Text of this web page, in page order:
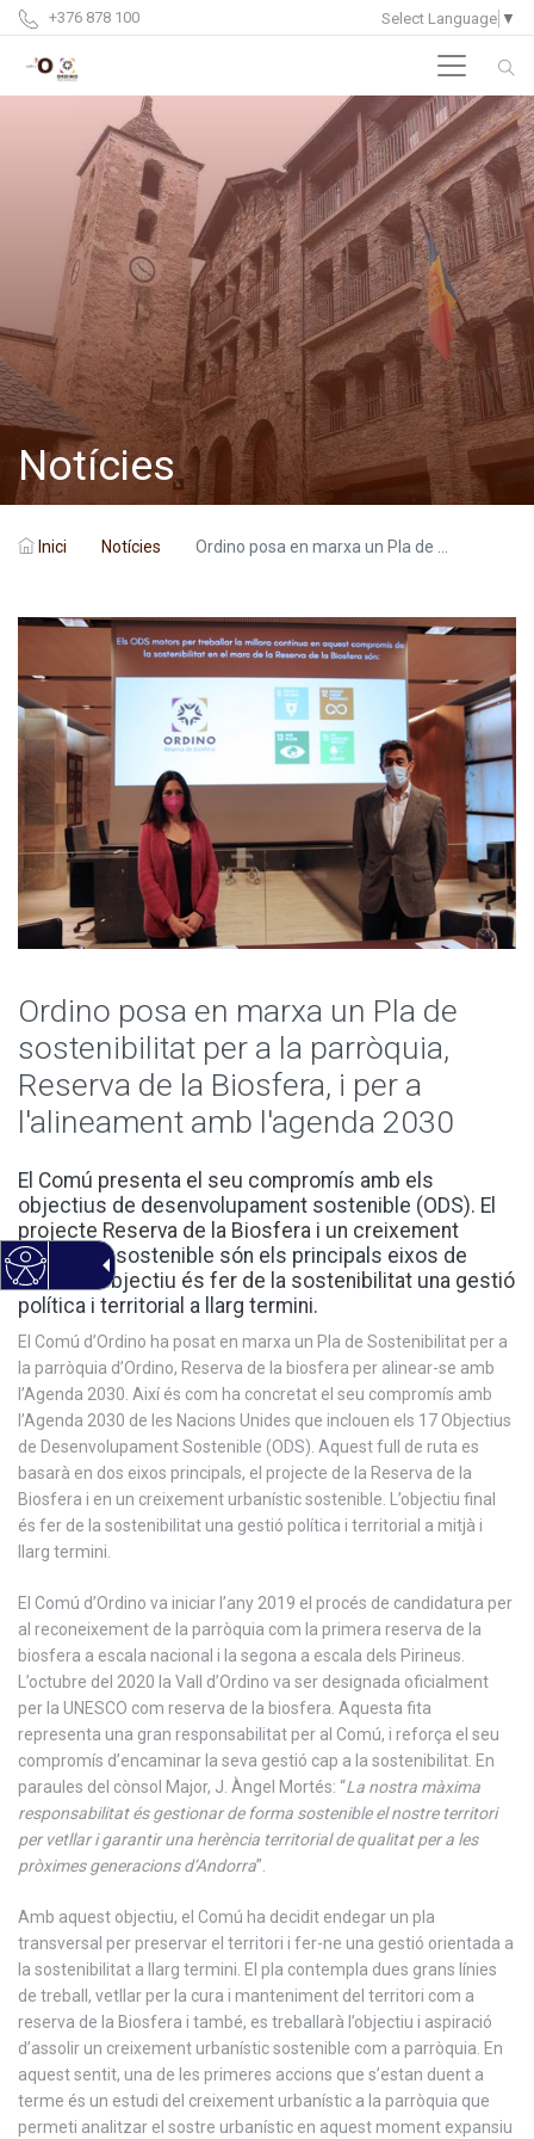
+376 878 100 Select Language ▼
Notícies
Inici Notícies Ordino posa en marxa un Pla de ...
Ordino posa en marxa un Pla de
sostenibilitat per a la parròquia,
Reserva de la Biosfera, i per a
l'alineament amb l'agenda 2030
El Comú presenta el seu compromís amb els
objectius de desenvolupament sostenible (ODS). El
projecte Reserva de la Biosfera i un creixement
urbanístic sostenible són els principals eixos de
treball. L’objectiu és fer de la sostenibilitat una gestió
política i territorial a llarg termini.
El Comú d’Ordino ha posat en marxa un Pla de Sostenibilitat per a
la parròquia d’Ordino, Reserva de la biosfera per alinear-se amb
l’Agenda 2030. Així és com ha concretat el seu compromís amb
l’Agenda 2030 de les Nacions Unides que inclouen els 17 Objectius
de Desenvolupament Sostenible (ODS). Aquest full de ruta es
basarà en dos eixos principals, el projecte de la Reserva de la
Biosfera i en un creixement urbanístic sostenible. L’objectiu final
és fer de la sostenibilitat una gestió política i territorial a mitjà i
llarg termini.
El Comú d’Ordino va iniciar l’any 2019 el procés de candidatura per
al reconeixement de la parròquia com la primera reserva de la
biosfera a escala nacional i la segona a escala dels Pirineus.
L’octubre del 2020 la Vall d’Ordino va ser designada oficialment
per la UNESCO com reserva de la biosfera. Aquesta fita
representa una gran responsabilitat per al Comú, i reforça el seu
compromís d’encaminar la seva gestió cap a la sostenibilitat. En
paraules del cònsol Major, J. Àngel Mortés: “La nostra màxima
responsabilitat és gestionar de forma sostenible el nostre territori
per vetllar i garantir una herència territorial de qualitat per a les
pròximes generacions d’Andorra”.
Amb aquest objectiu, el Comú ha decidit endegar un pla
transversal per preservar el territori i fer-ne una gestió orientada a
la sostenibilitat a llarg termini. El pla contempla dues grans línies
de treball, vetllar per la cura i manteniment del territori com a
reserva de la Biosfera i també, es treballarà l’objectiu i aspiració
d’assolir un creixement urbanístic sostenible com a parròquia. En
aquest sentit, una de les primeres accions que s’estan duent a
terme és un estudi del creixement urbanístic a la parròquia que
permeti analitzar el sostre urbanístic en aquest moment expansiu